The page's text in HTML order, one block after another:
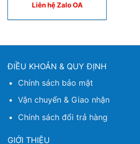
Liên hệ Zalo OA
ĐIỀU KHOẢN & QUY ĐỊNH
Chính sách bảo mật
Vận chuyển & Giao nhận
Chính sách đổi trả hàng
GIỚI THIỆU